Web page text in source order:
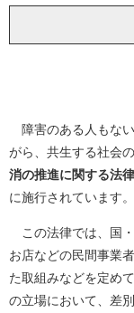
障害のある人もな
がら、共生する社会
消の推進に関する法
に施行されています。
この法律では、国
お店などの民間事業
た取組みなどを定め
の立場において、差